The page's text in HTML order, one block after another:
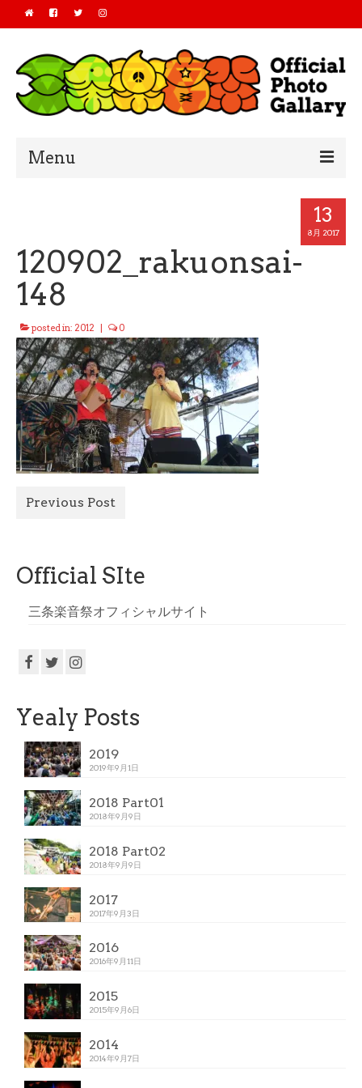
Menu
2018
2017
2016
All Photo
Official Site
13
8月 2017
120902_rakuonsai-
148
posted in: 2012 0
Previous Post
Official SIte
三条楽音祭オフィシャルサイト
Yealy Posts
2019
2019年9月1日
2018 Part01
2018年9月9日
2018 Part02
2018年9月9日
2017
2017年9月3日
2016
2016年9月11日
2015
2015年9月6日
2014
2014年9月7日